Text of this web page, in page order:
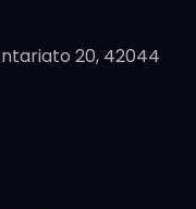
20, 42044